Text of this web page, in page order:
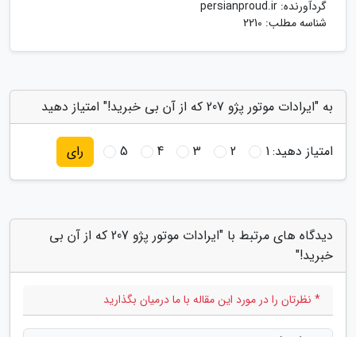
گردآورنده: persianproud.ir
شناسه مطلب: 2210
به "ایرادات موتور پژو 207 که از آن بی خبرید!" امتیاز دهید
امتیاز دهید:1
2
3
4
5 رای
دیدگاه های مرتبط با "ایرادات موتور پژو 207 که از آن بی
خبرید!"
* نظرتان را در مورد این مقاله با ما درمیان بگذارید